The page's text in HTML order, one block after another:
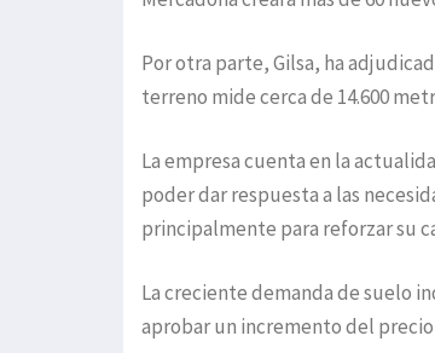
Por otra parte, Gilsa, ha
terreno mide cerca de 14.600
La empresa cuenta en la
poder dar respuesta a las
principalmente para reforzar su
La creciente demanda de suelo
aprobar un incremento del